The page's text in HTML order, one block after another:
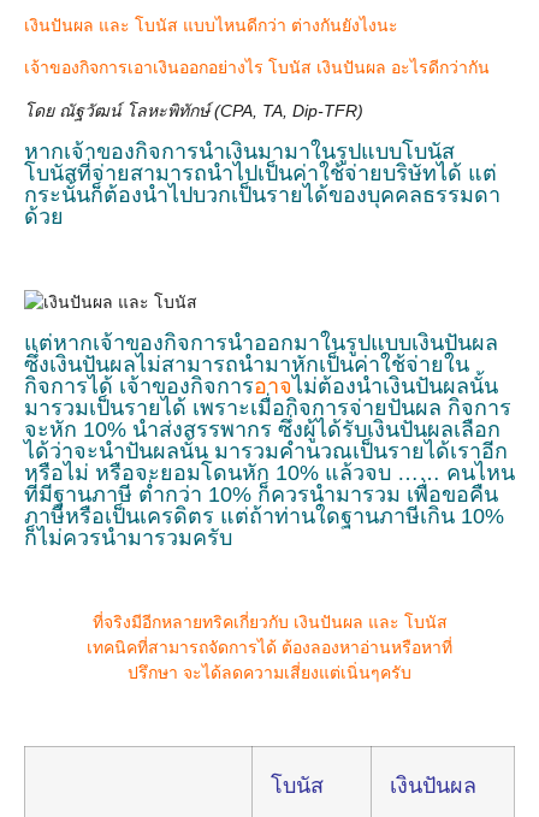
เงินปันผล และ โบนัส แบบไหนดีกว่า ต่างกันยังไงนะ
เจ้าของกิจการเอาเงินออกอย่างไร โบนัส เงินปันผล อะไรดีกว่ากัน
โดย ณัฐวัฒน์ โลหะพิทักษ์ (CPA, TA, Dip-TFR)
หากเจ้าของกิจการนำเงินมามาในรูปแบบโบนัส
โบนัสที่จ่ายสามารถนำไปเป็นค่าใช้จ่ายบริษัทได้ แต่
กระนั้นก็ต้องนำไปบวกเป็นรายได้ของบุคคลธรรมดา
ด้วย
แต่หากเจ้าของกิจการนำออกมาในรูปแบบเงินปันผล
ซึ่งเงินปันผลไม่สามารถนำมาหักเป็นค่าใช้จ่ายใน
กิจการได้ เจ้าของกิจการอาจไม่ต้องนำเงินปันผลนั้น
มารวมเป็นรายได้ เพราะเมื่อกิจการจ่ายปันผล กิจการ
จะหัก 10% นำส่งสรรพากร ซึ่งผู้ได้รับเงินปันผลเลือก
ได้ว่าจะนำปันผลนั้น มารวมคำนวณเป็นรายได้เราอีก
หรือไม่ หรือจะยอมโดนหัก 10% แล้วจบ …… คนไหน
ที่มีฐานภาษี ต่ำกว่า 10% ก็ควรนำมารวม เพื่อขอคืน
ภาษีหรือเป็นเครดิตร แต่ถ้าท่านใดฐานภาษีเกิน 10%
ก็ไม่ควรนำมารวมครับ
ที่จริงมีอีกหลายทริคเกี่ยวกับ เงินปันผล และ โบนัส
เทคนิคที่สามารถจัดการได้ ต้องลองหาอ่านหรือหาที่
ปรึกษา จะได้ลดความเสี่ยงแต่เนิ่นๆครับ
โบนัส เงินปันผล